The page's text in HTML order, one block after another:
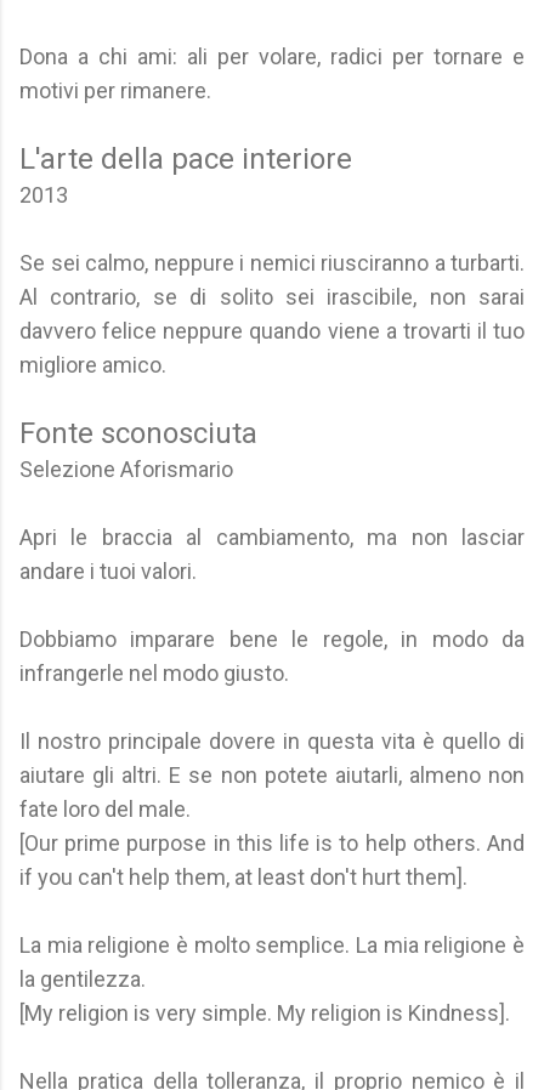
Dona a chi ami: ali per volare, radici per tornare e
motivi per rimanere.
L'arte della pace interiore
2013
Se sei calmo, neppure i nemici riusciranno a turbarti.
Al contrario, se di solito sei irascibile, non sarai
davvero felice neppure quando viene a trovarti il tuo
migliore amico.
Fonte sconosciuta
Selezione Aforismario
Apri le braccia al cambiamento, ma non lasciar
andare i tuoi valori.
Dobbiamo imparare bene le regole, in modo da
infrangerle nel modo giusto.
Il nostro principale dovere in questa vita è quello di
aiutare gli altri. E se non potete aiutarli, almeno non
fate loro del male.
[Our prime purpose in this life is to help others. And
if you can't help them, at least don't hurt them].
La mia religione è molto semplice. La mia religione è
la gentilezza.
[My religion is very simple. My religion is Kindness].
Nella pratica della tolleranza, il proprio nemico è il